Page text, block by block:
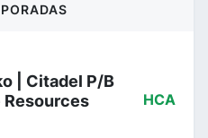
| Citadel P/B
Resources
HCA